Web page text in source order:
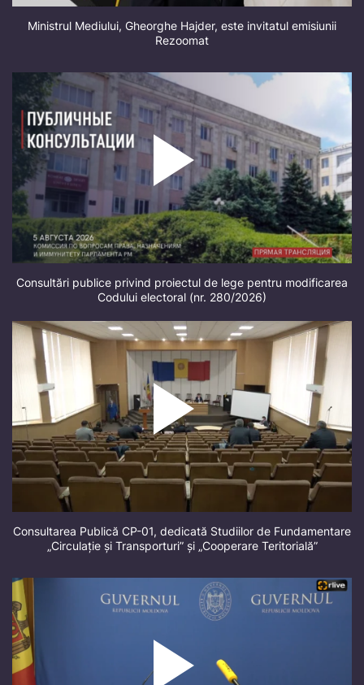
Ministrul Mediului, Gheorghe Hajder, este invitatul emisiunii
Rezoomat
Consultări publice privind proiectul de lege pentru modificarea
Codului electoral (nr. 280/2026)
Consultarea Publică CP-01, dedicată Studiilor de Fundamentare
„Circulație și Transporturi” și „Cooperare Teritorială”